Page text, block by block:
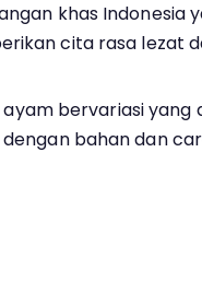
khas Indonesia
cita rasa lezat
bervariasi yang
bahan dan